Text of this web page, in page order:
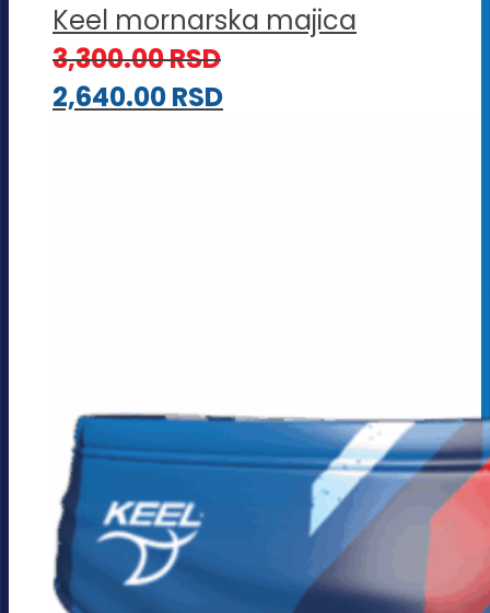
Keel mornarska majica
3,300.00RSD
2,640.00RSD